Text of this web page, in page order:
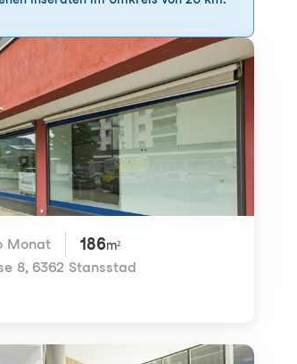
Monat 186m²
8, 6362 Stansstad